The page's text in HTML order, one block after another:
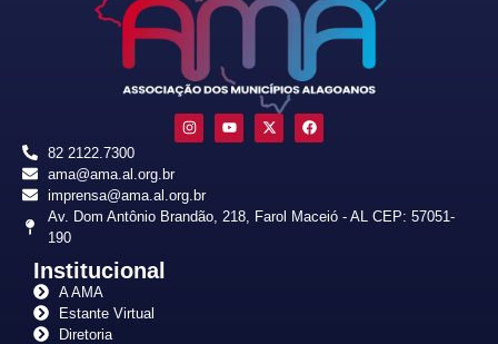
82 2122.7300
ama@ama.al.org.br
imprensa@ama.al.org.br
Av. Dom Antônio Brandão, 218, Farol Maceió - AL CEP: 57051-
190
Institucional
A AMA
Estante Virtual
Diretoria